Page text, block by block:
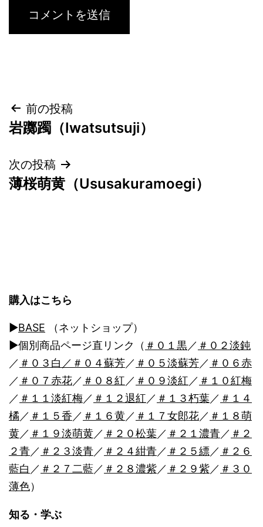
投
稿
ナ
ビ
ョ
ン
前の投稿
岩躑躅（Iwatsutsuji）
次の投稿
薄桜萌黄（Ususakuramoegi）
購入はこちら
▶︎BASE （ネットショップ）
▶︎個別商品ページ直リンク（ ＃０１黒／ ＃０２淡鈍
／ ＃０３白 ／＃０４蘇芳／ ＃０５淡蘇芳／ ＃０６赤
／ ＃０７赤花／ ＃０８紅 ／ ＃０９淡紅 ／ ＃１０紅梅
／ ＃１１淡紅梅／ ＃１２退紅 ／ ＃１３朽葉／ ＃１４
橘 ／ ＃１５香 ／ ＃１６黄／ ＃１７女郎花／ ＃１８萌
黄／ ＃１９淡萌黄／ ＃２０松葉／ ＃２１濃青／ ＃２
２青／ ＃２３淡青／ ＃２４紺青／ ＃２５縹／ ＃２６
藍白 ／ ＃２７二藍／ ＃２８濃紫／ ＃２９紫／ ＃３０
薄色）
知る・学ぶ